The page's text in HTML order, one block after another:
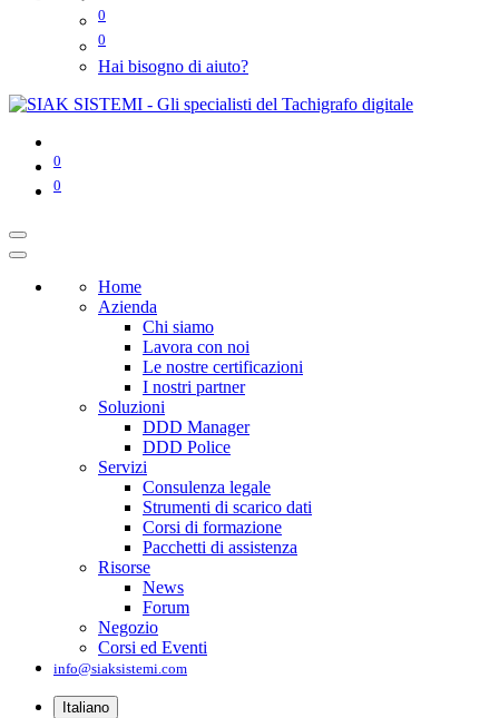
0
0
Hai bisogno di aiuto?
0
0
Home
Azienda
Chi siamo
Lavora con noi
Le nostre certificazioni
I nostri partner
Soluzioni
DDD Manager
DDD Police
Servizi
Consulenza legale
Strumenti di scarico dati
Corsi di formazione
Pacchetti di assistenza
Risorse
News
Forum
Negozio
Corsi ed Eventi
info@siaksistemi.com
Italiano